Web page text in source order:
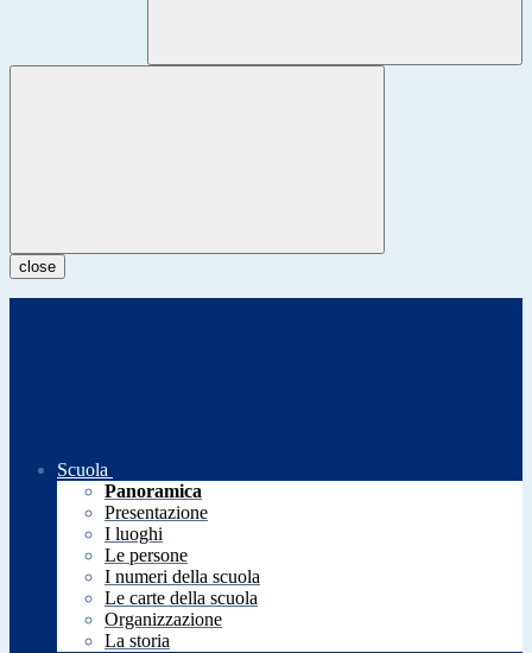
close
Scuola
Panoramica
Presentazione
I luoghi
Le persone
I numeri della scuola
Le carte della scuola
Organizzazione
La storia